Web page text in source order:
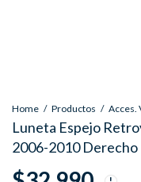
Home Productos
Luneta Espejo
2006-2010 Derecho